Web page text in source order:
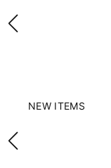
NEW ITEMS